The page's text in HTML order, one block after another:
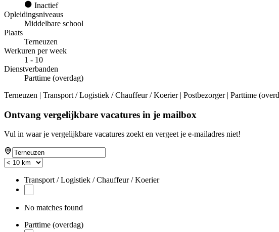
Inactief
Opleidingsniveaus
Middelbare school
Plaats
Terneuzen
Werkuren per week
1 - 10
Dienstverbanden
Parttime (overdag)
Terneuzen | Transport / Logistiek / Chauffeur / Koerier | Postbezorger | Parttime
Ontvang vergelijkbare vacatures in je mailbox
Vul in waar je vergelijkbare vacatures zoekt en vergeet je e-mailadres niet!
Transport / Logistiek / Chauffeur / Koerier
No matches found
Parttime (overdag)